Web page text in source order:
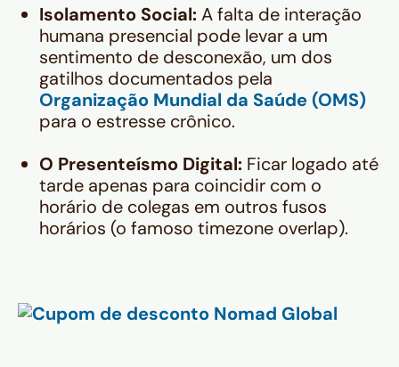
Isolamento Social:A falta de interação
humana presencial pode levar a um
sentimento de desconexão, um dos
gatilhos documentados pela
Organização Mundial da Saúde (OMS)
para o estresse crônico.
O Presenteísmo Digital: Ficar logado até
tarde apenas para coincidir com o
horário de colegas em outros fusos
horários (o famoso timezone overlap).